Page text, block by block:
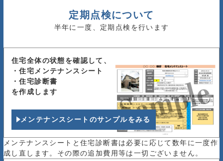
定期点検について
半年に一度、定期点検を行います
住宅全体の状態を確認して、
・住宅メンテナンスシート
・住宅診断書
を作成します
メンテナンスシートのサンプルをみる
メンテナンスシートと住宅診断書は必要に応じて数年に一度作
成し直します。その際の追加費用等は一切ございません。